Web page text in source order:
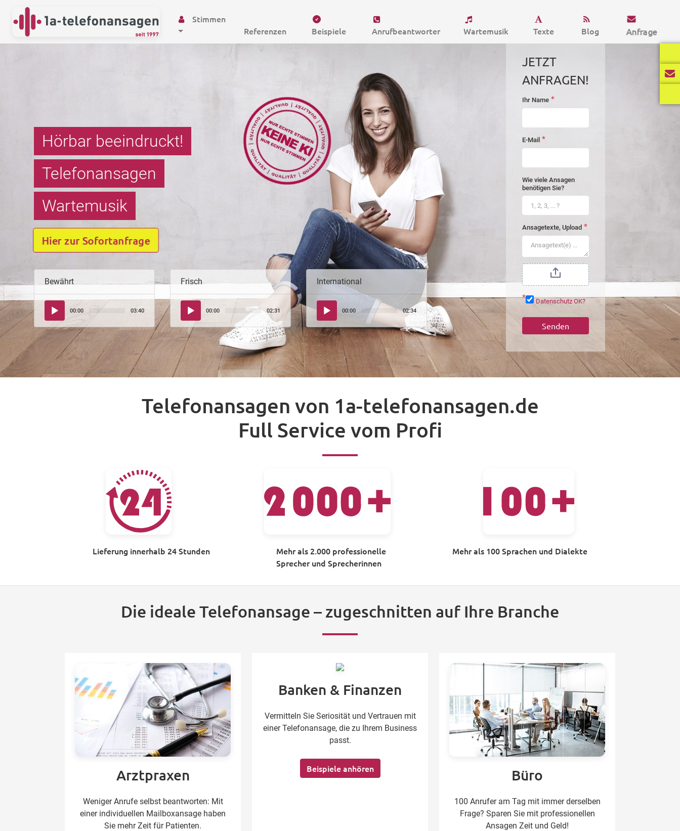
Stimmen
Referenzen
Beispiele Anrufbeantworter Wartemusik Texte Blog Anfrage
Hörbar beeindruckt!
Telefonansagen
Wartemusik
Hier zur Sofortanfrage
Bewährt
Audio-
Player
00:00 03:40
Frisch
Audio-
Player
00:00 02:31
International
Audio-
Player
00:00 02:34
Telefonansagen von 1a-telefonansagen.de
Full Service vom Profi
Lieferung innerhalb 24 Stunden
Mehr als 2.000 professionelle
Sprecher und Sprecherinnen
Mehr als 100 Sprachen und Dialekte
JETZT
ANFRAGEN!
startseite-
Ihr Name *
E-Mail *
Wie viele Ansagen
benötigen Sie?
Ansagetexte, Upload *
* Datenschutz OK?
Senden
Die ideale Telefonansage – zugeschnitten auf Ihre Branche
Arztpraxen
Weniger Anrufe selbst beantworten: Mit
einer individuellen Mailboxansage haben
Sie mehr Zeit für Patienten.
Banken & Finanzen
Vermitteln Sie Seriosität und Vertrauen mit
einer Telefonansage, die zu Ihrem Business
passt.
Beispiele anhören Büro
100 Anrufer am Tag mit immer derselben
Frage? Sparen Sie mit professionellen
Ansagen Zeit und Geld!